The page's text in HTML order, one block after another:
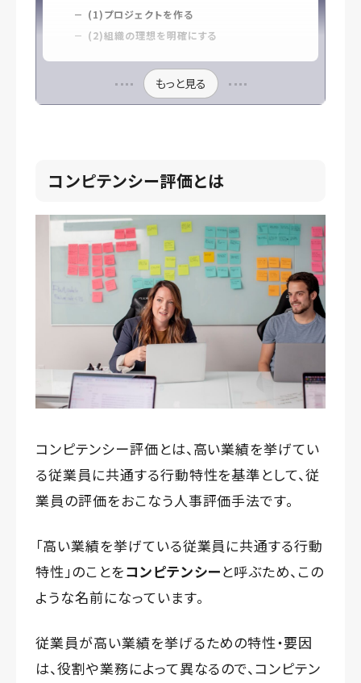
(1)プロジェクトを作る
(2)組織の理想を明確にする
もっと見る
コンピテンシー評価とは
コンピテンシー評価とは、高い業績を挙げてい
る従業員に共通する行動特性を基準として、従
業員の評価をおこなう人事評価手法です。
「高い業績を挙げている従業員に共通する行動
特性」のことをコンピテンシーと呼ぶため、この
ような名前になっています。
従業員が高い業績を挙げるための特性・要因
は、役割や業務によって異なるので、コンピテン